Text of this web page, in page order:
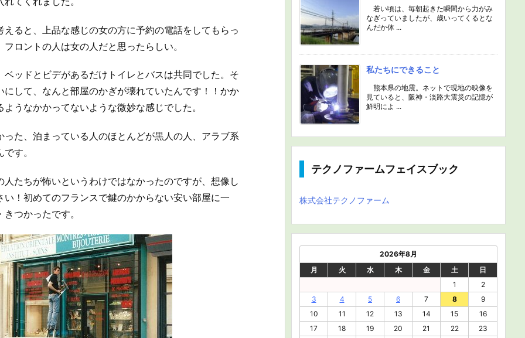
えると、上品な感じの女の方に予約の電話をしてもらっ
フロントの人は女の人だと思ったらしい。
ベッドとビデがあるだけトイレとバスは共同でした。そ
にして、なんと部屋のかぎが壊れていたんです！！かか
ようなかかってないような微妙な感じでした。
った、泊まっている人のほとんどが黒人の人、アラブ系
す。
人たちが怖いというわけではなかったのですが、想像し
い！初めてのフランスで鍵のかからない安い部屋に一
きつかったです。
若い頃は、毎朝起きた瞬間から力がみ
なぎっていましたが、歳いってくるとな
んだか体 ...
私たちにできること
熊本県の地震。ネットで現地の映像を
見ていると、阪神・淡路大震災の記憶が
鮮明によ ...
テクノファームフェイスブック
株式会社テクノファーム
2026年8月
月
火 水 木 金 土
日
1
2
3
4 5 6 7 8
9
10
11 12 13 14 15
16
17
18 19 20 21 22
23